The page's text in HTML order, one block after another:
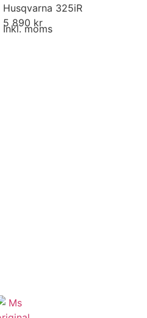
Husqvarna 325iR​
5 890 kr
Inkl. moms